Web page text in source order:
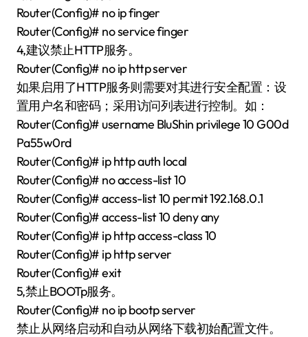
Router(Config)# no ip finger
Router(Config)# no service finger
4,建议禁止HTTP服务。
Router(Config)# no ip http server
如果启用了HTTP服务则需要对其进行安全配置：设
置用户名和密码；采用访问列表进行控制。如：
Router(Config)# username BluShin privilege 10 G00d
Pa55w0rd
Router(Config)# ip http auth local
Router(Config)# no access-list 10
Router(Config)# access-list 10 permit 192.168.0.1
Router(Config)# access-list 10 deny any
Router(Config)# ip http access-class 10
Router(Config)# ip http server
Router(Config)# exit
5,禁止BOOTp服务。
Router(Config)# no ip bootp server
禁止从网络启动和自动从网络下载初始配置文件。